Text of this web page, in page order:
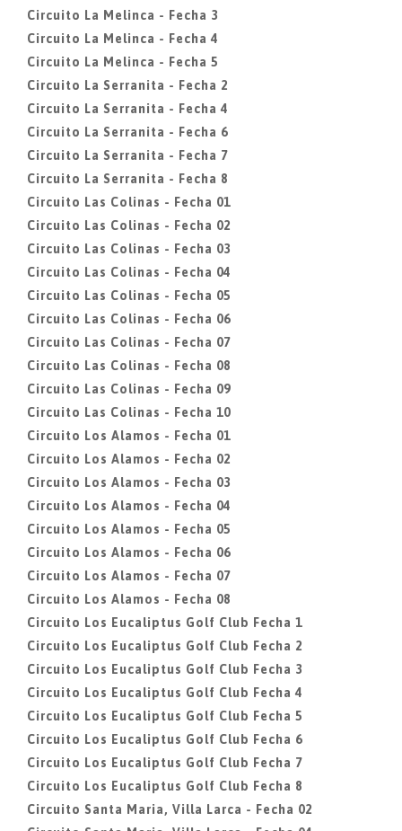
Circuito La Melinca - Fecha 3
Circuito La Melinca - Fecha 4
Circuito La Melinca - Fecha 5
Circuito La Serranita - Fecha 2
Circuito La Serranita - Fecha 4
Circuito La Serranita - Fecha 6
Circuito La Serranita - Fecha 7
Circuito La Serranita - Fecha 8
Circuito Las Colinas - Fecha 01
Circuito Las Colinas - Fecha 02
Circuito Las Colinas - Fecha 03
Circuito Las Colinas - Fecha 04
Circuito Las Colinas - Fecha 05
Circuito Las Colinas - Fecha 06
Circuito Las Colinas - Fecha 07
Circuito Las Colinas - Fecha 08
Circuito Las Colinas - Fecha 09
Circuito Las Colinas - Fecha 10
Circuito Los Alamos - Fecha 01
Circuito Los Alamos - Fecha 02
Circuito Los Alamos - Fecha 03
Circuito Los Alamos - Fecha 04
Circuito Los Alamos - Fecha 05
Circuito Los Alamos - Fecha 06
Circuito Los Alamos - Fecha 07
Circuito Los Alamos - Fecha 08
Circuito Los Eucaliptus Golf Club Fecha 1
Circuito Los Eucaliptus Golf Club Fecha 2
Circuito Los Eucaliptus Golf Club Fecha 3
Circuito Los Eucaliptus Golf Club Fecha 4
Circuito Los Eucaliptus Golf Club Fecha 5
Circuito Los Eucaliptus Golf Club Fecha 6
Circuito Los Eucaliptus Golf Club Fecha 7
Circuito Los Eucaliptus Golf Club Fecha 8
Circuito Santa Maria, Villa Larca - Fecha 02